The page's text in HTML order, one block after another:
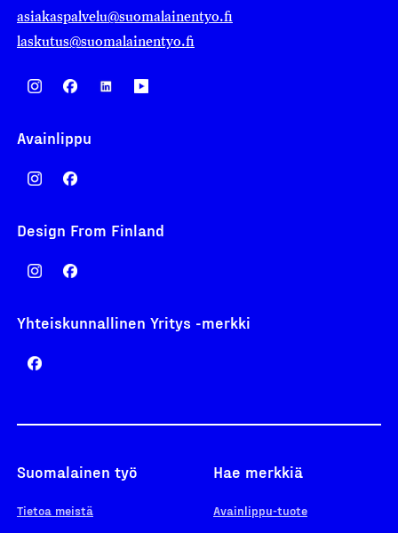
asiakaspalvelu@suomalainentyo.fi
laskutus@suomalainentyo.fi
Avainlippu
Design From Finland
Yhteiskunnallinen Yritys -merkki
Suomalainen työ
Tietoa meistä
Hae merkkiä
Avainlippu-tuote